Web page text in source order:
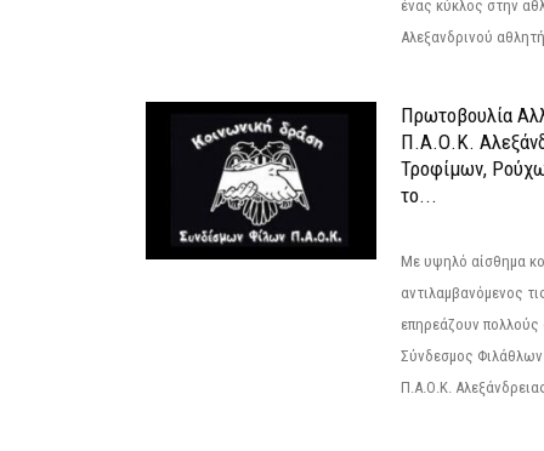
ένας κύκλος στην
Αλεξανδρινού
Πρωτοβουλία
Π.Α.Ο.Κ.
Τροφίμων,
το...
Με υψηλό αίσθημα
αντιλαμβανόμενος
επηρεάζουν πολλούς
Σύνδεσμος
Π.Α.Ο.Κ.